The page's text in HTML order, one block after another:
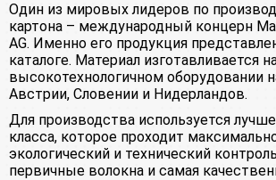
Один из мировых лидеров по
картона – международный концерн
AG. Именно его продукция
каталоге. Материал изготавливается
высокотехнологичном оборудовании
Австрии, Словении и Нидерландов.
Для производства используется
класса, которое проходит
экологический и технический
первичные волокна и самая